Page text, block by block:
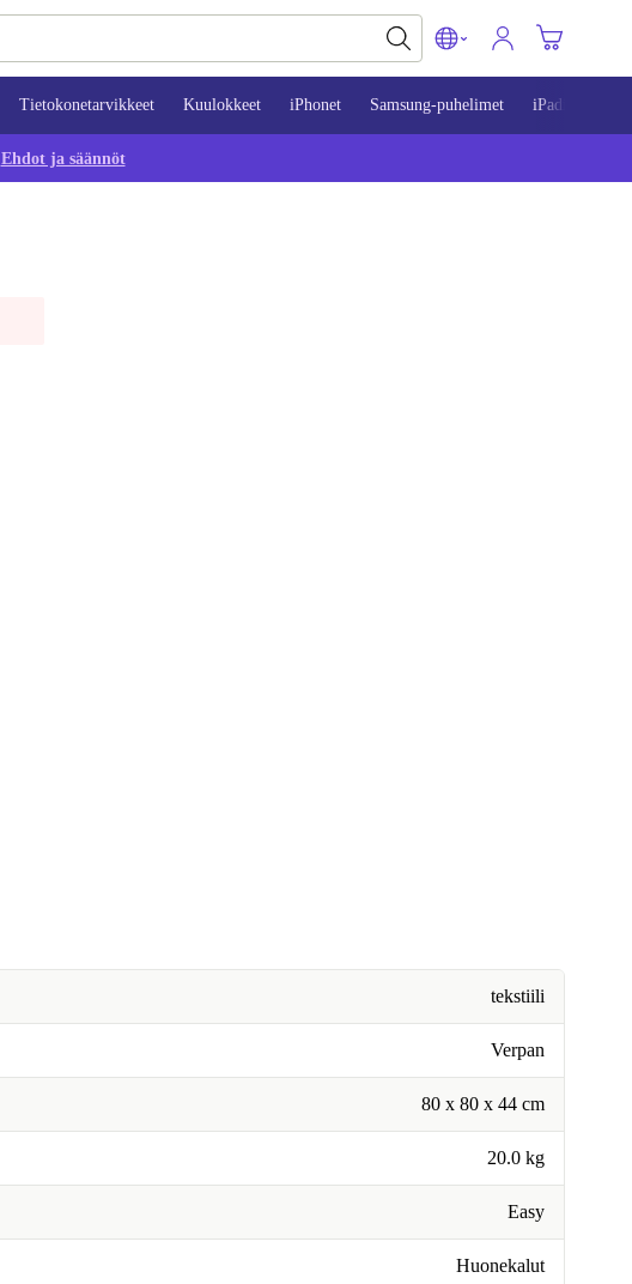
Tietokonetarvikkeet Kuulokkeet iPhonet Samsung-puhelimet iPadit
Ehdot ja säännöt
tekstiili
Verpan
80 x 80 x 44 cm
20.0 kg
Easy
Huonekalut